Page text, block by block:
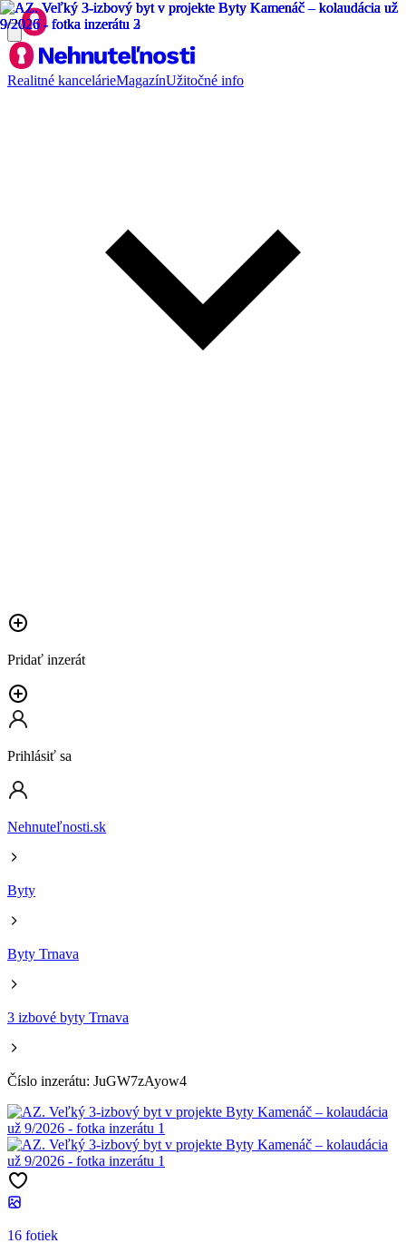
Realitné kancelárieMagazínUžitočné info
Pridať inzerát
Prihlásiť sa
Nehnuteľnosti.sk
Byty
Byty Trnava
3 izbové byty Trnava
Číslo inzerátu: JuGW7zAyow4
16 fotiek